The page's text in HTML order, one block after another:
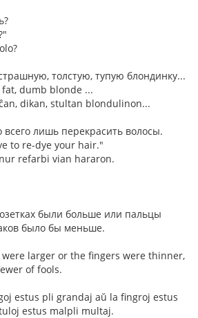
толстую, тупую блондинку...
dumb blonde ...
dikan, stultan blondulinon...
всего лишь перекрасить волосы.
to re-dye your hair."
refarbi vian hararon.
были больше или пальцы
было бы меньше.
larger or the fingers were thinner,
of fools.
estus pli grandaj aŭ la fingroj estus
estus malpli multaj.